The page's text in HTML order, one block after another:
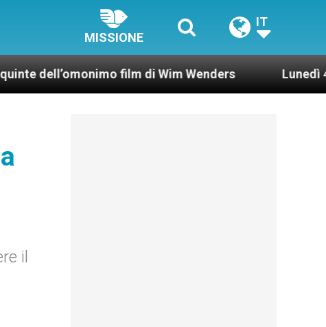
MISSIONE
IT
film di Wim Wenders Lunedì 4 gennaio
il